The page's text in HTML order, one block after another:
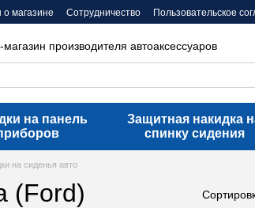
магазине Сотрудничество Пользовательское
производителя автоаксессуаров
на панель
Защитная накидка
спинку сидения
на сиденья авто
(Ford)